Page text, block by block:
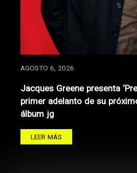
AGOSTO 6, 2026
Jacques Greene presenta
primer adelanto de su
álbum jg
LEER MÁS